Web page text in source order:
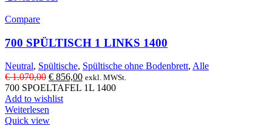
Compare
700 SPÜLTISCH 1 LINKS 1400
Neutral, Spültische, Spültische ohne Bodenbrett, Alle
€1.070,00 Ursprünglicher
Preis
war:
€ 1.070,00
€ 856,00Aktueller
Preis
exkl. MWSt.
700 SPOELTAFEL 1L 1400
Add to wishlist
Weiterlesen
Quick view